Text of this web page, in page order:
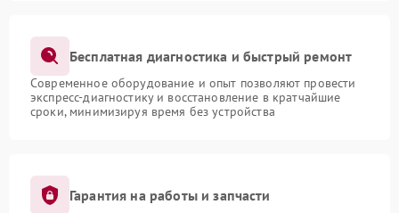
Бесплатная диагностика и быстрый ремонт
Современное оборудование и опыт позволяют провести
экспресс-диагностику и восстановление в кратчайшие
сроки, минимизируя время без устройства
Гарантия на работы и запчасти